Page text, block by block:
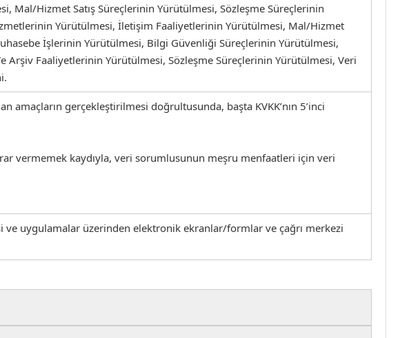
Mal/Hizmet Satış Süreçlerinin Yürütülmesi, Sözleşme Süreçlerinin
Yürütülmesi, İletişim Faaliyetlerinin Yürütülmesi, Mal/Hizmet
İşlerinin Yürütülmesi, Bilgi Güvenliği Süreçlerinin Yürütülmesi,
Arşiv Faaliyetlerinin Yürütülmesi, Sözleşme Süreçlerinin Yürütülmesi, Veri
amaçların gerçekleştirilmesi doğrultusunda, başta KVKK’nın 5’inci
vermemek kaydıyla, veri sorumlusunun meşru menfaatleri için veri
uygulamalar üzerinden elektronik ekranlar/formlar ve çağrı merkezi